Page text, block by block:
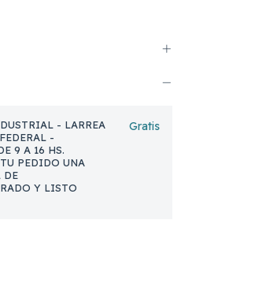
- LARREA
-
9 A 16 HS.
PEDIDO UNA
DE
Y LISTO
Gratis